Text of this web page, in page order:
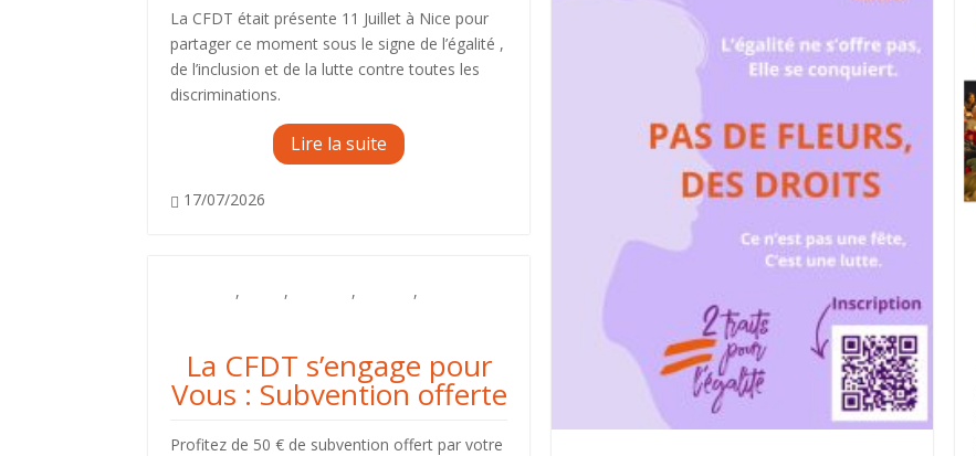
La CFDT était présente 11 Juillet à Nice pour
partager ce moment sous le signe de l’égalité ,
de l’inclusion et de la lutte contre toutes les
discriminations.
Lire la suite
 17/07/2026
, , ,
,
La CFDT s’engage pour
Vous : Subvention offerte
Profitez de 50 € de subvention offert par votre